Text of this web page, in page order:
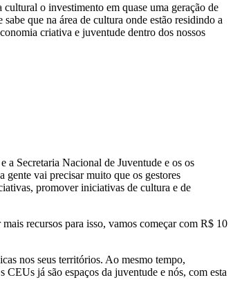
o investimento em quase uma geração de
que na área de cultura onde estão residindo a
criativa e juventude dentro dos nossos
Secretaria Nacional de Juventude e os os
gente vai precisar muito que os gestores
promover iniciativas de cultura e de
recursos para isso, vamos começar com R$ 10
nos seus territórios. Ao mesmo tempo,
já são espaços da juventude e nós, com esta